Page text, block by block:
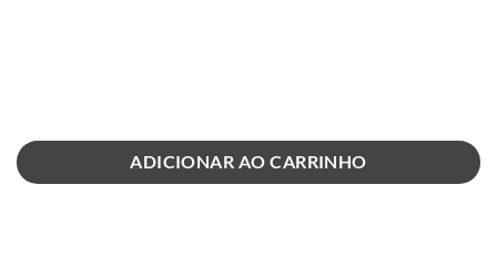
ADICIONAR AO CARRINHO